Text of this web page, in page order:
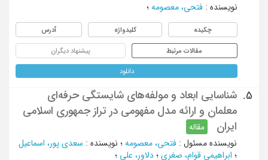
نویسنده : فتحی، معصومه ؛
چکیده کلیدواژه آدرس
مقالات مرتبط پیشنهاد دیگران
دانلود
5.
شناسایی ابعاد و مولفه‌های شایستگی‌ حرفه‌ای
معلمان و ارائه مدل مفهومی در تراز جمهوری اسلامی
ایران
مقاله
نویسنده مسئول : فتحی، معصومه ؛ نویسنده : سعدی پور، اسماعیل
؛ ابراهیمی قوام، صغری ؛ دلاور، علی ؛